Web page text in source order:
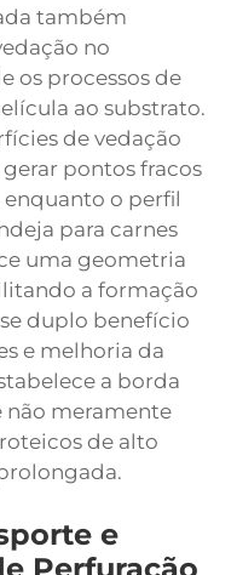
também
no
os processos de
ao substrato.
de vedação
pontos fracos
o perfil
para carnes
uma geometria
a formação
duplo benefício
e melhoria da
a borda
não meramente
de alto
e